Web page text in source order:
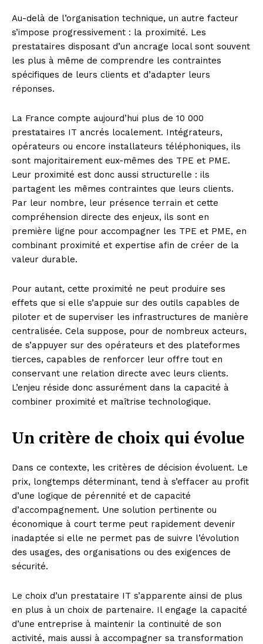
Au-delà de l’organisation technique, un autre facteur
s’impose progressivement : la proximité. Les
prestataires disposant d’un ancrage local sont souvent
les plus à même de comprendre les contraintes
spécifiques de leurs clients et d’adapter leurs
réponses.
La France compte aujourd’hui plus de 10 000
prestataires IT ancrés localement. Intégrateurs,
opérateurs ou encore installateurs téléphoniques, ils
sont majoritairement eux-mêmes des TPE et PME.
Leur proximité est donc aussi structurelle : ils
partagent les mêmes contraintes que leurs clients.
Par leur nombre, leur présence terrain et cette
compréhension directe des enjeux, ils sont en
première ligne pour accompagner les TPE et PME, en
combinant proximité et expertise afin de créer de la
valeur durable.
Pour autant, cette proximité ne peut produire ses
effets que si elle s’appuie sur des outils capables de
piloter et de superviser les infrastructures de manière
centralisée. Cela suppose, pour de nombreux acteurs,
de s’appuyer sur des opérateurs et des plateformes
tierces, capables de renforcer leur offre tout en
conservant une relation directe avec leurs clients.
L’enjeu réside donc assurément dans la capacité à
combiner proximité et maîtrise technologique.
Un critère de choix qui évolue
Dans ce contexte, les critères de décision évoluent. Le
prix, longtemps déterminant, tend à s’effacer au profit
d’une logique de pérennité et de capacité
d’accompagnement. Une solution pertinente ou
économique à court terme peut rapidement devenir
inadaptée si elle ne permet pas de suivre l’évolution
des usages, des organisations ou des exigences de
sécurité.
Le choix d’un prestataire IT s’apparente ainsi de plus
en plus à un choix de partenaire. Il engage la capacité
d’une entreprise à maintenir la continuité de son
activité, mais aussi à accompagner sa transformation